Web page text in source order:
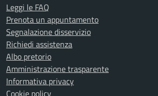
Leggi le FAQ
Prenota un appuntamento
Segnalazione disservizio
Richiedi assistenza
Albo pretorio
Amministrazione trasparente
Informativa privacy
Cookie policy